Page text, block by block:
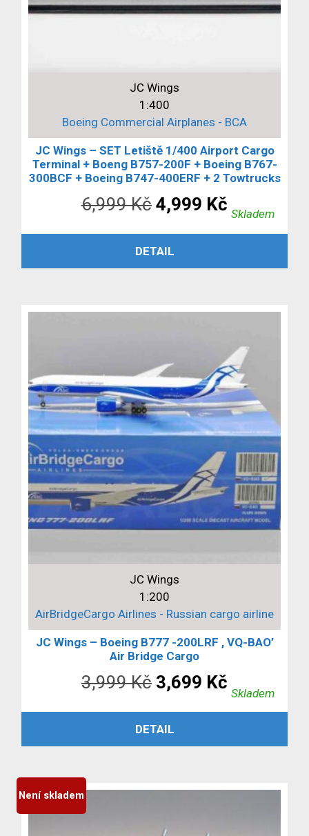
JC Wings
1:400
Boeing Commercial Airplanes - BCA
JC Wings – SET Letiště 1/400 Airport Cargo
Terminal + Boeng B757-200F + Boeing B767-
300BCF + Boeing B747-400ERF + 2 Towtrucks
6,999Kč Původní
cena
byla:
4,999 Kč
cena
Skladem
PŘIDAT DO KOŠÍKU
DETAIL
JC Wings
1:200
AirBridgeCargo Airlines - Russian cargo airline
JC Wings – Boeing B777 -200LRF , VQ-BAO’
Air Bridge Cargo
3,999Kč Původní
cena
byla:
3,699 Kč
cena
Skladem
PŘIDAT DO KOŠÍKU
DETAIL
Není skladem